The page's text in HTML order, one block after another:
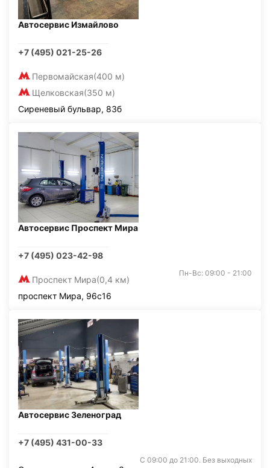
Автосервис Измайлово
+7 (495) 021-25-26
Первомайская(400 м)
Щелковская(350 м)
Сиреневый бульвар, 83б
Автосервис Проспект Мира
+7 (495) 023-42-98
Проспект Мира(0,4 км)
Пн-Вс: 09:00 - 21:00
проспект Мира, 96с16
Автосервис Зеленоград
+7 (495) 431-00-33
С 09:00 до 21:00. Без выходных